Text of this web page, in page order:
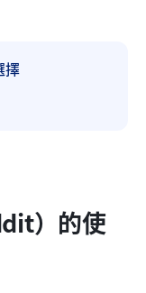
擇
）的使